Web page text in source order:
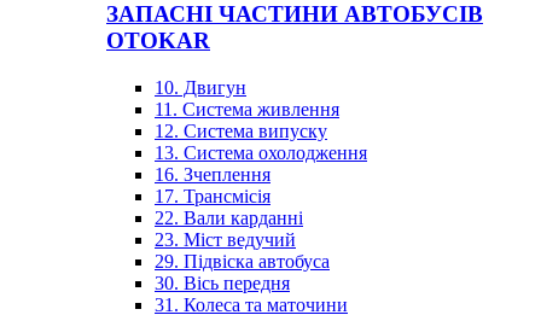
ЗАПАСНІ ЧАСТИНИ АВТОБУСІВ
OTOKAR
10. Двигун
11. Система живлення
12. Система випуску
13. Система охолодження
16. Зчеплення
17. Трансмісія
22. Вали карданні
23. Міст ведучий
29. Підвіска автобуса
30. Вісь передня
31. Колеса та маточини